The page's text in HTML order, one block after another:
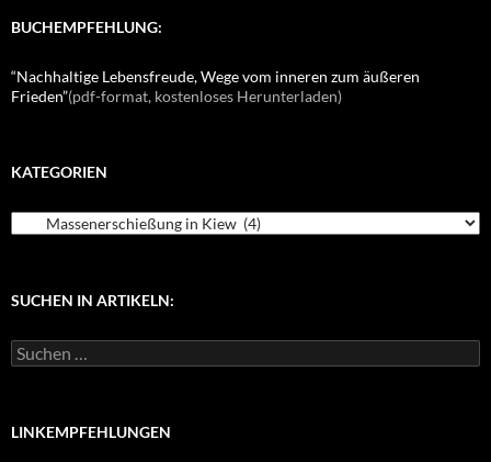
BUCHEMPFEHLUNG:
“Nachhaltige Lebensfreude, Wege vom inneren zum äußeren
Frieden”(pdf-format, kostenloses Herunterladen)
KATEGORIEN
g
r
SUCHEN IN ARTIKELN:
S
u
eLINKEMPFEHLUNGEN